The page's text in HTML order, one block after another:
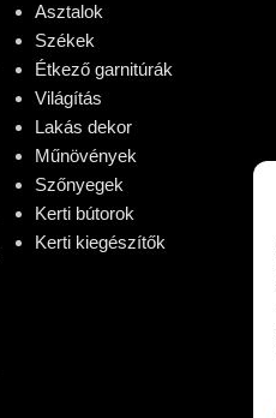
Asztalok
Székek
Étkező garnitúrák
Világítás
Lakás dekor
Műnövények
Szőnyegek
Kerti bútorok
Kerti kiegészítők